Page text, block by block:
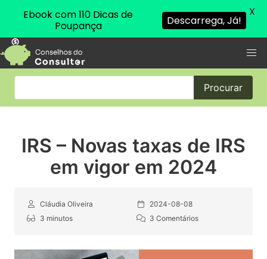
Procurar
IRS – Novas taxas de IRS
em vigor em 2024
Cláudia Oliveira
2024-08-08
3 minutos
3 Comentários
Ebook com 110 Dicas de
Poupança
Descarrega, Já!
X